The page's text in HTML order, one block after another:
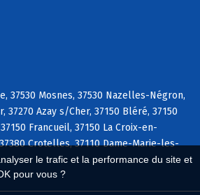
le trafic et la performance du site et
pour vous ?
37530 Mosnes, 37530 Nazelles-Négron,
Azay s/Cher, 37150 Bléré, 37150
Francueil, 37150 La Croix-en-
Crotelles, 37110 Dame-Marie-les-